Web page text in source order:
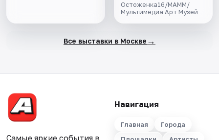
Остоженка16/МАММ/
Мультимедиа Арт Музей
Все выставки в Москве →
Навигация
Главная
Города